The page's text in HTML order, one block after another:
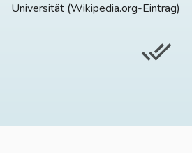
Universität (Wikipedia.org-Eintrag)